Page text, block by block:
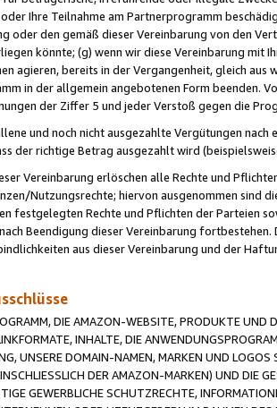
Ihre Teilnahme am Partnerprogramm
oder den gemäß dieser Vereinbarung von den
könnte; (g) wenn wir diese Vereinbarung mit
agieren, bereits in der Vergangenheit, gleich
in der allgemein angebotenen Form beenden.
der Ziffer 5 und jeder Verstoß gegen die
und noch nicht ausgezahlte Vergütungen
der richtige Betrag ausgezahlt wird
Vereinbarung erlöschen alle Rechte und
Nutzungsrechte; hiervon ausgenommen sind
festgelegten Rechte und Pflichten der Parteien
Beendigung dieser Vereinbarung
aus dieser Vereinbarung und der
DIE AMAZON-WEBSITE, PRODUKTE UND
INHALTE, DIE
UNSERE DOMAIN-NAMEN, MARKEN UND
DER AMAZON-MARKEN) UND DIE
GEWERBLICHE SCHUTZRECHTE,